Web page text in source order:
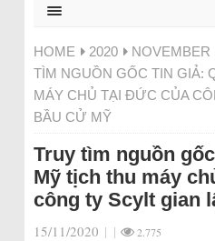
HOME 2020 NOVEMBER
TÌM NGUỒN GỐC TIN GIẢ:
MÁY CHỦ TẠI ĐỨC CỦA
BẦU CỬ MỸ
Truy tìm nguồn
Mỹ tịch thu máy
công ty Scylt gian
15/11/2020 | | 2.775